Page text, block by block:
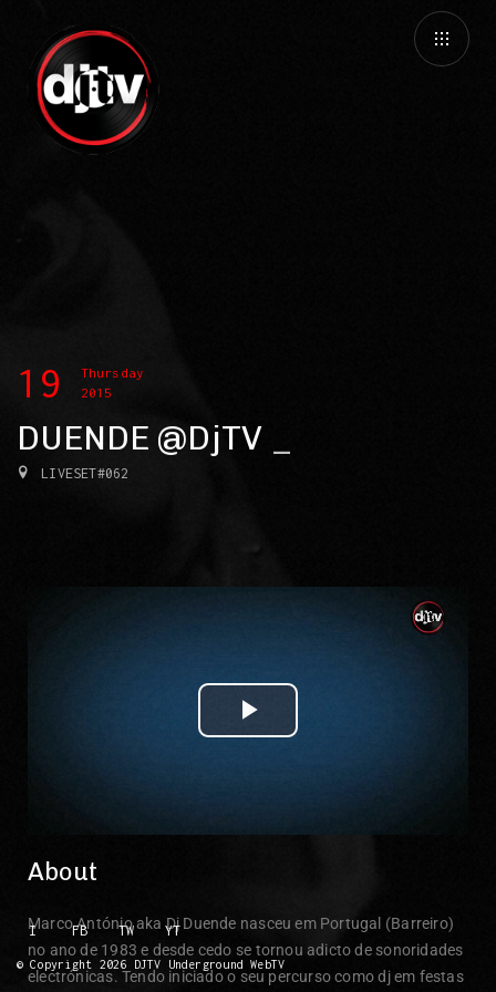
19
Thursday
2015
DUENDE @DjTV
LIVESET#062
Play Video
About
Marco António aka Dj Duende nasceu em Portugal (Barreiro)
no ano de 1983 e desde cedo se tornou adicto de sonoridades
electrónicas. Tendo iniciado o seu percurso como dj em festas
I FB TW YT
© Copyright 2026 DJTV Underground WebTV